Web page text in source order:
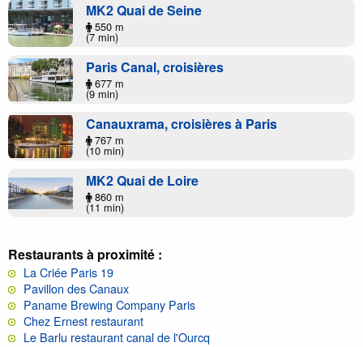
MK2 Quai de Seine
550 m
(7 min)
Paris Canal, croisières
677 m
(9 min)
Canauxrama, croisières à Paris
767 m
(10 min)
MK2 Quai de Loire
860 m
(11 min)
Restaurants à proximité :
La Criée Paris 19
Pavillon des Canaux
Paname Brewing Company Paris
Chez Ernest restaurant
Le Barlu restaurant canal de l'Ourcq